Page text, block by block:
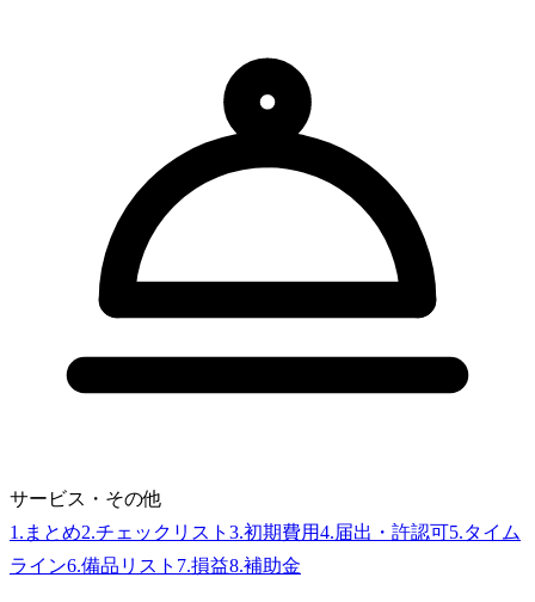
サービス・その他
1 . まとめ2.チェックリスト 3.初期費用4.届出・許認可5.タイム
ライン6.備品リスト 7.損益8.補助金